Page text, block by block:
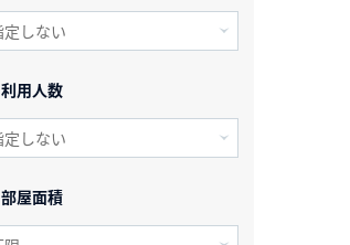
利用人数
部屋面積